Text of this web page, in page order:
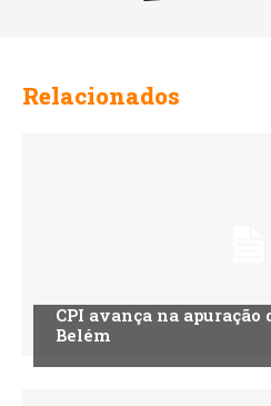
Relacionados
CPI avança na apuração
Belém